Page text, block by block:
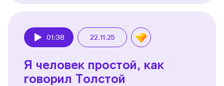
01:38 22.11.25
Я человек простой, как
говорил Толстой